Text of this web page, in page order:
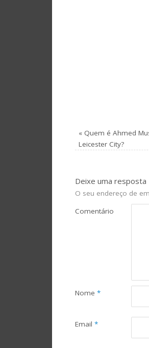
« Quem é Ahmed
Leicester City?
Deixe uma resposta
O seu endereço de
Comentário
Nome *
Email *